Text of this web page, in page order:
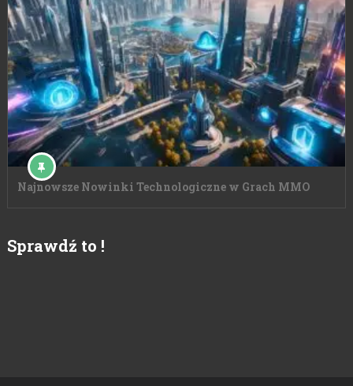
Najnowsze Nowinki Technologiczne w Grach MMO
Sprawdź to !